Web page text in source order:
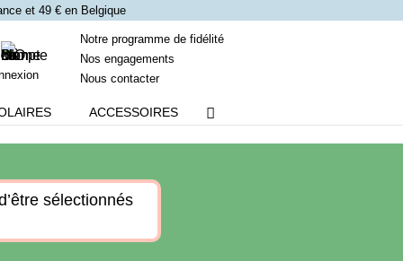
et 49 € en Belgique
Notre programme de fidélité
Nos engagements
Nous contacter
ACCESSOIRES
sélectionnés